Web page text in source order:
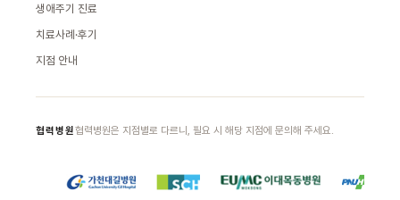
생애주기 진료
치료사례·후기
지점 안내
협력병원협력병원은 지점별로 다르니, 필요 시 해당 지점에 문의해 주세요.